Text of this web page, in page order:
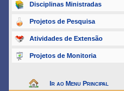
Disciplinas Ministradas
Projetos de Pesquisa
Atividades de Extensão
Projetos de Monitoria
Ir ao Menu Principal